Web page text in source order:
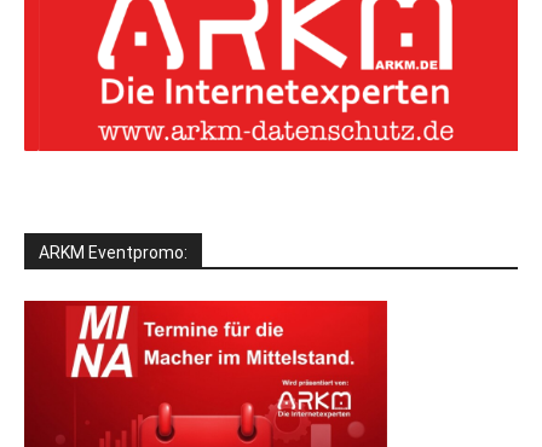
ARKM Eventpromo: